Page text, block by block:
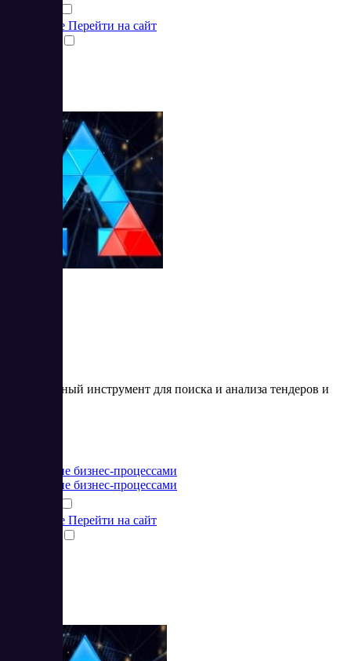
Подробнее Перейти на сайт
Эффективный инструмент для поиска и анализа тендеров и
Управление бизнес-процессами
Управление бизнес-процессами
Подробнее Перейти на сайт